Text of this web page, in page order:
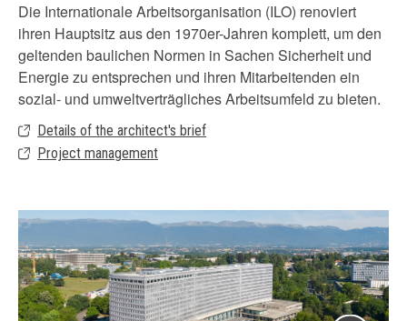
Die Internationale Arbeitsorganisation (ILO) renoviert
ihren Hauptsitz aus den 1970er-Jahren komplett, um den
geltenden baulichen Normen in Sachen Sicherheit und
Energie zu entsprechen und ihren Mitarbeitenden ein
sozial- und umweltverträgliches Arbeitsumfeld zu bieten.
Details of the architect's brief
Project management